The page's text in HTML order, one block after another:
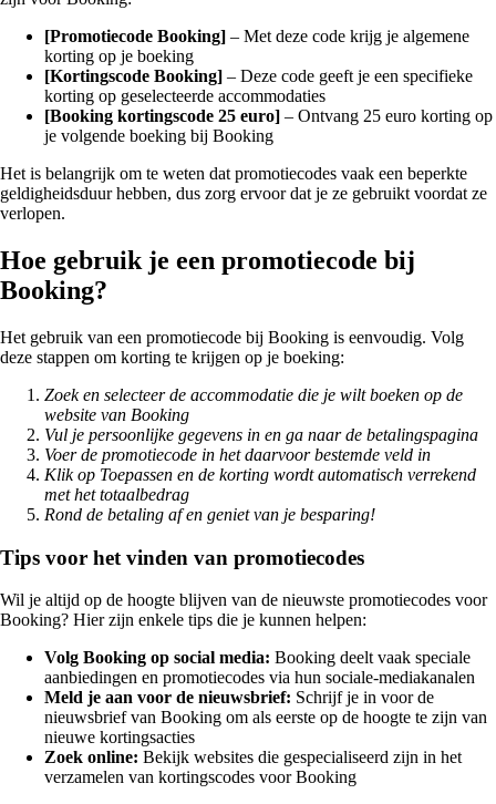
[Promotiecode Booking] – Met deze code krijg je algemene
korting op je boeking
[Kortingscode Booking] – Deze code geeft je een specifieke
korting op geselecteerde accommodaties
[Booking kortingscode 25 euro] – Ontvang 25 euro korting op
je volgende boeking bij Booking
Het is belangrijk om te weten dat promotiecodes vaak een beperkte
geldigheidsduur hebben, dus zorg ervoor dat je ze gebruikt voordat ze
verlopen.
Hoe gebruik je een promotiecode bij
Booking?
Het gebruik van een promotiecode bij Booking is eenvoudig. Volg
deze stappen om korting te krijgen op je boeking:
Zoek en selecteer de accommodatie die je wilt boeken op de
website van Booking
Vul je persoonlijke gegevens in en ga naar de betalingspagina
Voer de promotiecode in het daarvoor bestemde veld in
Klik op Toepassen en de korting wordt automatisch verrekend
met het totaalbedrag
Rond de betaling af en geniet van je besparing!
Tips voor het vinden van promotiecodes
Wil je altijd op de hoogte blijven van de nieuwste promotiecodes voor
Booking? Hier zijn enkele tips die je kunnen helpen:
Volg Booking op social media: Booking deelt vaak speciale
aanbiedingen en promotiecodes via hun sociale-mediakanalen
Meld je aan voor de nieuwsbrief: Schrijf je in voor de
nieuwsbrief van Booking om als eerste op de hoogte te zijn van
nieuwe kortingsacties
Zoek online: Bekijk websites die gespecialiseerd zijn in het
verzamelen van kortingscodes voor Booking